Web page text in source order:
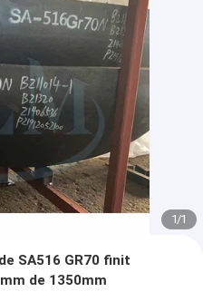
1/1
SA516 GR70 finit
de 1350mm